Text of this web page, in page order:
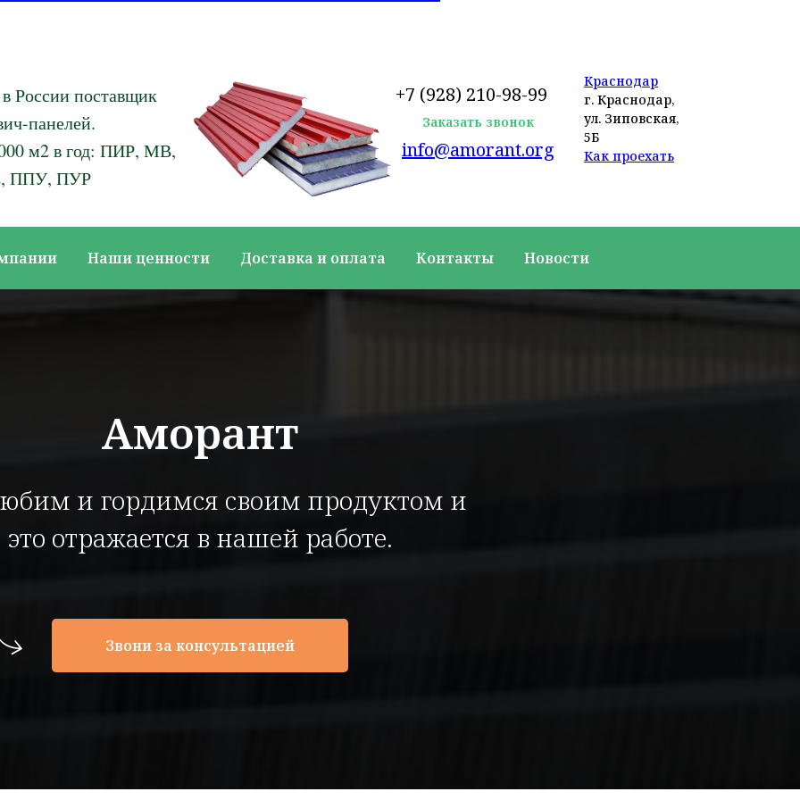
России поставщик
панелей.
м2 в год: ПИР, МВ,
ППУ, ПУР
Краснодар
г. Краснодар,
ул. Зиповская,
5Б
Как проехать
info@amorant.org
+7 (928) 210-98-99
Заказать звонок
Наши ценности Доставка и оплата Контакты Новости
Аморант
и гордимся своим продуктом и
это отражается в нашей работе.
Звони за консультацией